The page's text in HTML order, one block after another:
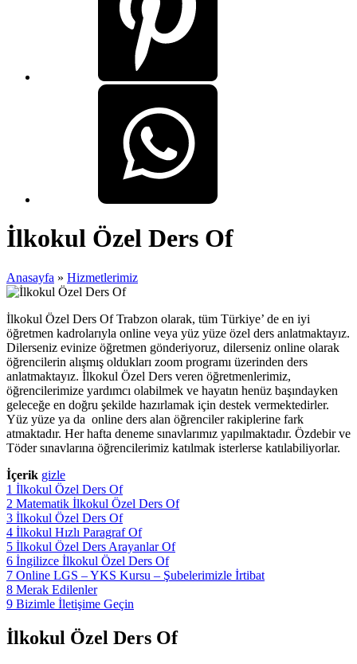
İlkokul Özel Ders Of
Anasayfa » Hizmetlerimiz
İlkokul Özel Ders Of Trabzon olarak, tüm Türkiye’ de en iyi
öğretmen kadrolarıyla online veya yüz yüze özel ders anlatmaktayız.
Dilerseniz evinize öğretmen gönderiyoruz, dilerseniz online olarak
öğrencilerin alışmış oldukları zoom programı üzerinden ders
anlatmaktayız. İlkokul Özel Ders veren öğretmenlerimiz,
öğrencilerimize yardımcı olabilmek ve hayatın henüz başındayken
geleceğe en doğru şekilde hazırlamak için destek vermektedirler.
Yüz yüze ya da online ders alan öğrenciler rakiplerine fark
atmaktadır. Her hafta deneme sınavlarımız yapılmaktadır. Özdebir ve
Töder sınavlarına öğrencilerimiz katılmak isterlerse katılabiliyorlar.
İçerik gizle
1 İlkokul Özel Ders Of
2 Matematik İlkokul Özel Ders Of
3 İlkokul Özel Ders Of
4 İlkokul Hızlı Paragraf Of
5 İlkokul Özel Ders Arayanlar Of
6 İngilizce İlkokul Özel Ders Of
7 Online LGS – YKS Kursu – Şubelerimizle İrtibat
8 Merak Edilenler
9 Bizimle İletişime Geçin
İlkokul Özel Ders Of